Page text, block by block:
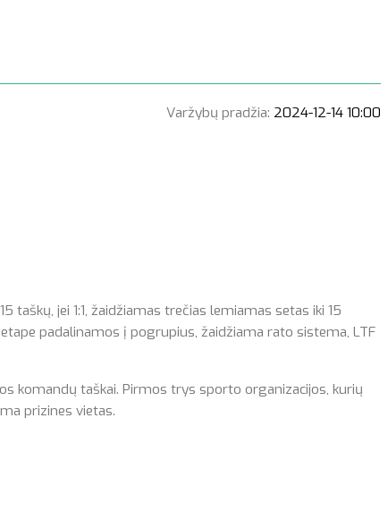
Varžybų pradžia: 2024-12-14 10:00
jei 1:1, žaidžiamas trečias lemiamas setas iki 15
padalinamos į pogrupius, žaidžiama rato sistema, LTF
komandų taškai. Pirmos trys sporto organizacijos, kurių
prizines vietas.